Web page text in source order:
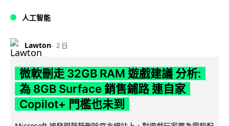
人工智能
Lawton 2 日
微軟刪走 32GB RAM 遊戲建議 分析:
為 8GB Surface 銷售鋪路 連自家
Copilot+ 門檻也未到